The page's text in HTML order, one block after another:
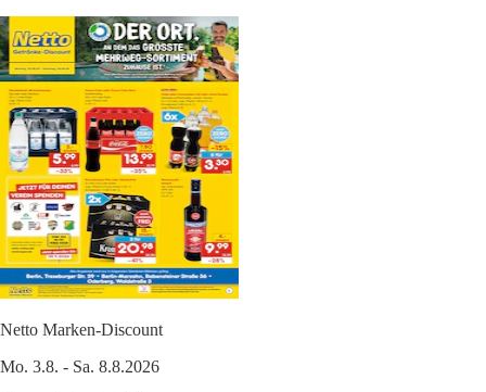
Netto Marken-Discount
Mo. 3.8. - Sa. 8.8.2026